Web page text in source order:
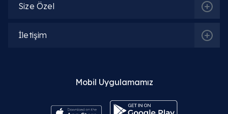
Size Özel
İletişim
Mobil Uygulamamız